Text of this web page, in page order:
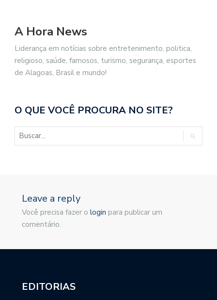
A Hora News
Liderança em notícias sobre entretenimento, politica,
religioso, saúde, famosos, turismo, segurança, esportes
de Alagoas, Brasil e mundo!
O QUE VOCÊ PROCURA NO SITE?
Leave a reply
Você precisa fazer o login para publicar um
comentário.
EDITORIAS